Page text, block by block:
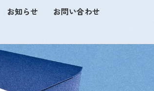
お知らせ お問い合わせ